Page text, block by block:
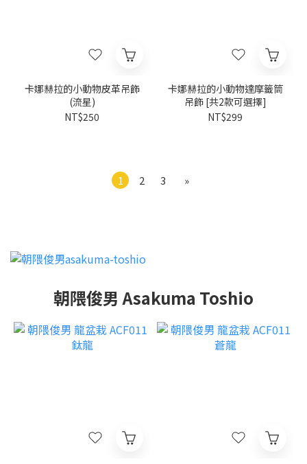
卡娜赫拉的小動物皮革吊飾
(流星)
NT$250
卡娜赫拉的小動物達摩籤筒
吊飾 [共2款可選擇]
NT$299
1 2 3 »
朝隈俊男 Asakuma Toshio